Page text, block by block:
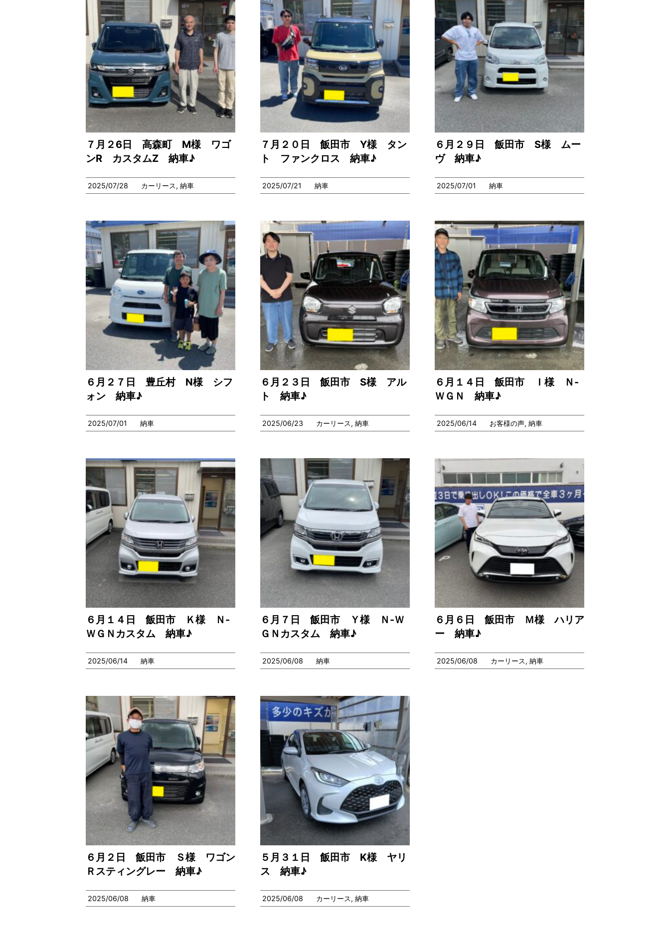
７月２6日 高森町 M様 ワゴ
ンR カスタムZ 納車♪
2025/07/28 カーリース, 納車
７月２０日 飯田市 Y様 タン
ト ファンクロス 納車♪
2025/07/21 納車
６月２９日 飯田市 S様 ムー
ヴ 納車♪
2025/07/01 納車
６月２７日 豊丘村 N様 シフ
ォン 納車♪
2025/07/01 納車
６月２３日 飯田市 S様 アル
ト 納車♪
2025/06/23 カーリース, 納車
６月１４日 飯田市 Ｉ様 Ｎ-
ＷＧＮ 納車♪
2025/06/14 お客様の声, 納車
６月１４日 飯田市 Ｋ様 Ｎ-
ＷＧＮカスタム 納車♪
2025/06/14 納車
６月７日 飯田市 Ｙ様 Ｎ-Ｗ
ＧＮカスタム 納車♪
2025/06/08 納車
６月６日 飯田市 Ｍ様 ハリア
ー 納車♪
2025/06/08 カーリース, 納車
６月２日 飯田市 Ｓ様 ワゴン
Ｒスティングレー 納車♪
2025/06/08 納車
５月３１日 飯田市 K様 ヤリ
ス 納車♪
2025/06/08 カーリース, 納車